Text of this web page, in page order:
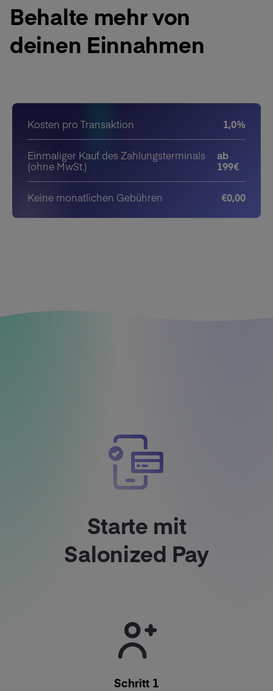
Behalte mehr von
deinen Einnahmen
Kosten pro Transaktion 1,0%
Einmaliger Kauf des Zahlungsterminals
(ohne MwSt.)
ab
199€
Keine monatlichen Gebühren €0,00
Starte mit
Salonized Pay
Schritt 1